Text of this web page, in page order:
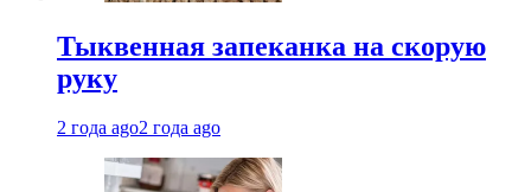
Тыквенная запеканка на скорую
руку
2 года ago2 года ago